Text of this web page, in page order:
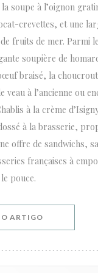
soupe à l’oignon
crevettes, et une
fruits de mer. Parmi
soupière de
braisé, la
veau à l’ancienne ou
à la crème
à la brasserie,
offre de sandwichs,
françaises à
pouce.
O ARTIGO((ABRE NUMA